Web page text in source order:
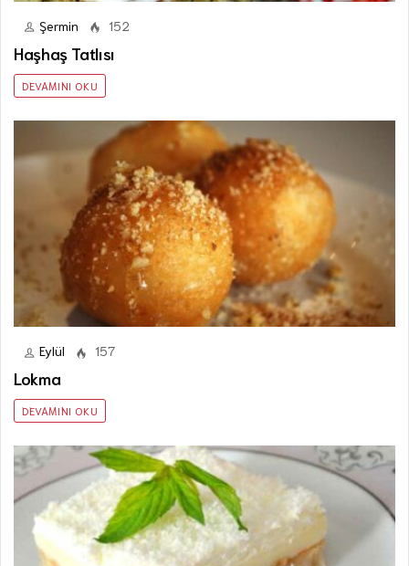
Şermin 152
Haşhaş Tatlısı
DEVAMINI OKU
Eylül 157
Lokma
DEVAMINI OKU